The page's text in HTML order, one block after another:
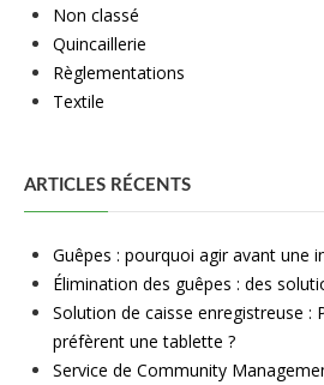
Non classé
Quincaillerie
Règlementations
Textile
ARTICLES RÉCENTS
Guêpes : pourquoi agir avant une
Élimination des guêpes : des
Solution de caisse enregistreuse :
préfèrent une tablette ?
Service de Community